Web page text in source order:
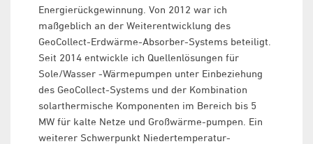
Energierückgewinnung. Von 2012 war ich
maßgeblich an der Weiterentwicklung des
GeoCollect-Erdwärme-Absorber-Systems beteiligt.
Seit 2014 entwickle ich Quellenlösungen für
Sole/Wasser -Wärmepumpen unter Einbeziehung
des GeoCollect-Systems und der Kombination
solarthermische Komponenten im Bereich bis 5
MW für kalte Netze und Großwärme-pumpen. Ein
weiterer Schwerpunkt Niedertemperatur-